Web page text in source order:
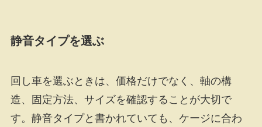
静音タイプを選ぶ
回し車を選ぶときは、価格だけでなく、軸の構
造、固定方法、サイズを確認することが大切で
す。静音タイプと書かれていても、ケージに合わ